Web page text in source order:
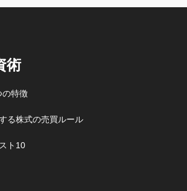
術
の特徴
る株式の売買ルール
ト10